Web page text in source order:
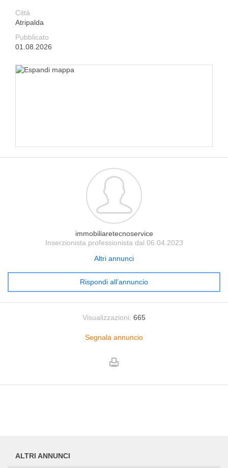
Città
Atripalda
Pubblicato
01.08.2026
immobiliaretecnoservice
Inserzionista professionista dal 06.04.2023
Altri annunci
Rispondi all’annuncio
Visualizzazioni: 665
Segnala annuncio
ALTRI ANNUNCI